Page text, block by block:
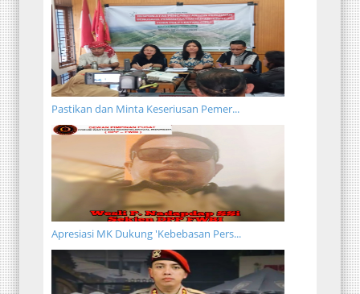
Pastikan dan Minta Keseriusan Pemer...
Apresiasi MK Dukung 'Kebebasan Pers...